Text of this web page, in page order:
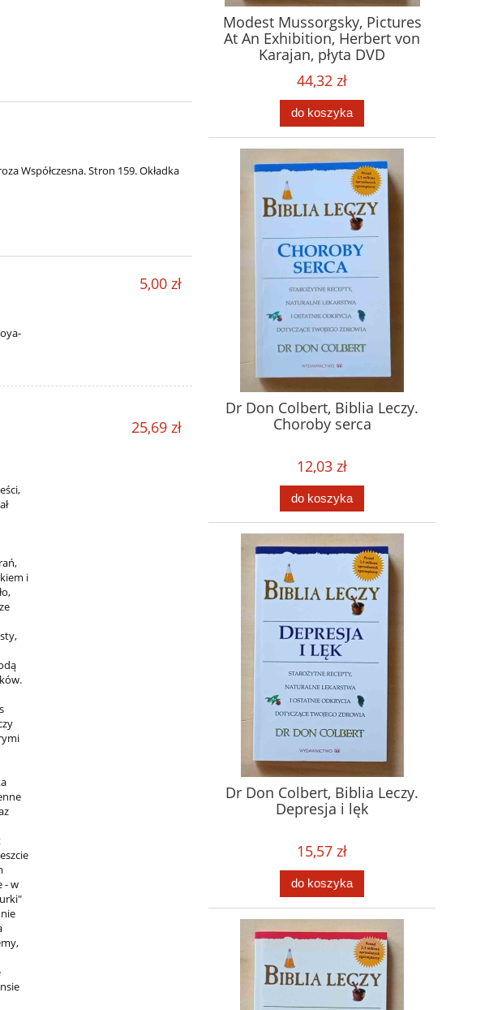
Współczesna. Stron 159. Okładka
5,00 zł
i
- w
25,69 zł
Modest Mussorgsky, Pictures
At An Exhibition, Herbert von
Karajan, płyta DVD
44,32 zł
do koszyka
Dr Don Colbert, Biblia Leczy.
Choroby serca
12,03 zł
do koszyka
Dr Don Colbert, Biblia Leczy.
Depresja i lęk
15,57 zł
do koszyka